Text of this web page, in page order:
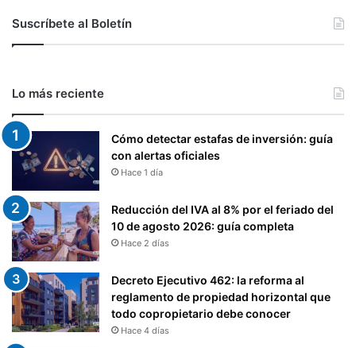
Suscríbete al Boletín
Lo más reciente
Cómo detectar estafas de inversión: guía
con alertas oficiales
Hace 1 día
Reducción del IVA al 8% por el feriado del
10 de agosto 2026: guía completa
Hace 2 días
Decreto Ejecutivo 462: la reforma al
reglamento de propiedad horizontal que
todo copropietario debe conocer
Hace 4 días